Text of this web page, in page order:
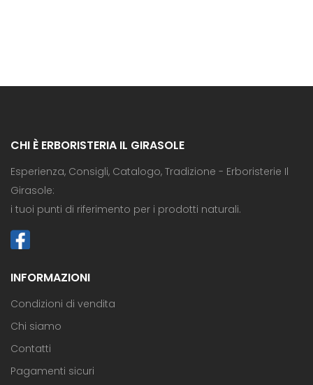
CHI È ERBORISTERIA IL GIRASOLE
Esperienza, Consigli, Catalogo, Tradizione - Erboristerie Il
Girasole:
i tuoi punti di riferimento per i prodotti naturali.
INFORMAZIONI
Condizioni di vendita
Chi siamo
Contatti
Pagamenti sicuri